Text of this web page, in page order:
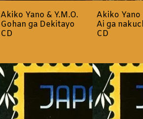
Akiko Yano & Y.M.O.
Gohan ga Dekitayo
CD
Akiko Yano
Ai ga
CD